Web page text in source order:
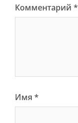
Комментарий *
Имя *